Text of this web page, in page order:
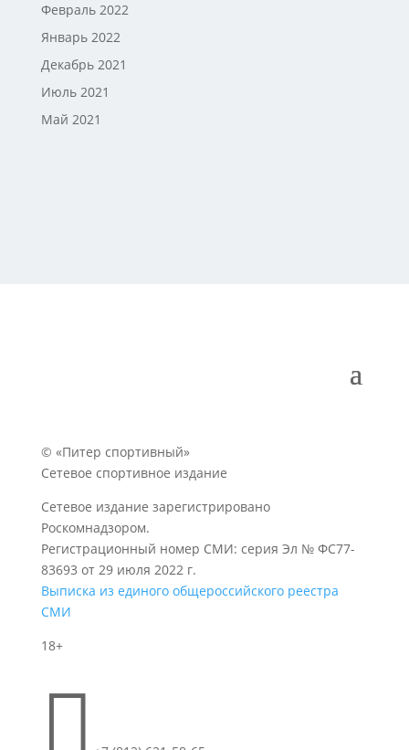
Февраль 2022
Январь 2022
Декабрь 2021
Июль 2021
Май 2021
© «Питер спортивный»
Сетевое спортивное издание
Сетевое издание зарегистрировано
Роскомнадзором.
Регистрационный номер СМИ: серия Эл № ФС77-
83693 от 29 июля 2022 г.
Выписка из единого общероссийского реестра
СМИ
18+
